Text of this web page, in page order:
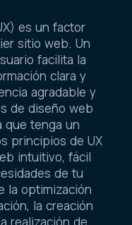
es un factor
sitio web. Un
facilita la
clara y
agradable y
de diseño web
que tenga un
principios de UX
intuitivo, fácil
de tu
la optimización
la creación
realización de